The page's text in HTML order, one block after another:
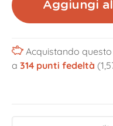
Aggiungi
Acquistando
a 314 punti fedeltà